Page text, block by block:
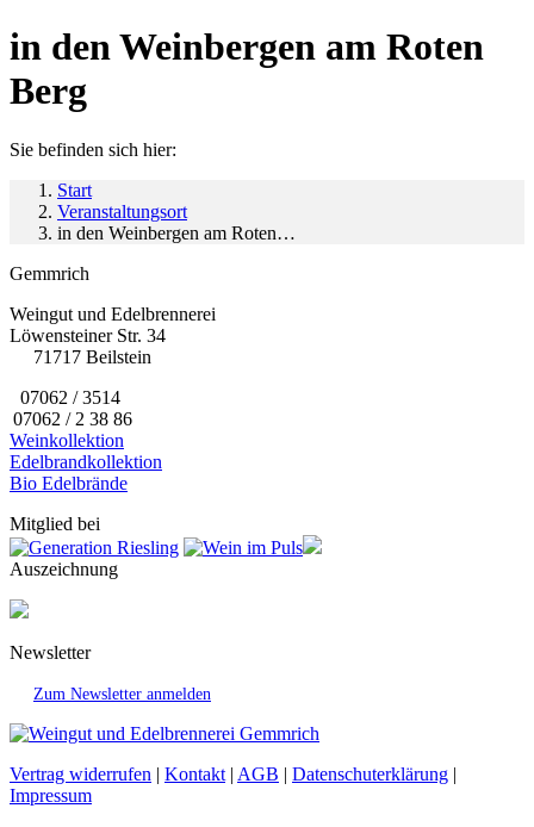
in den Weinbergen am Roten
Berg
Sie befinden sich hier:
Start
Veranstaltungsort
in den Weinbergen am Roten…
Gemmrich
Weingut und Edelbrennerei
Löwensteiner Str. 34
71717 Beilstein
07062 / 3514
07062 / 2 38 86
Weinkollektion
Edelbrandkollektion
Bio Edelbrände
Mitglied bei
Auszeichnung
Newsletter
Zum Newsletter anmelden
Vertrag widerrufen | Kontakt | AGB | Datenschuterklärung |
Impressum